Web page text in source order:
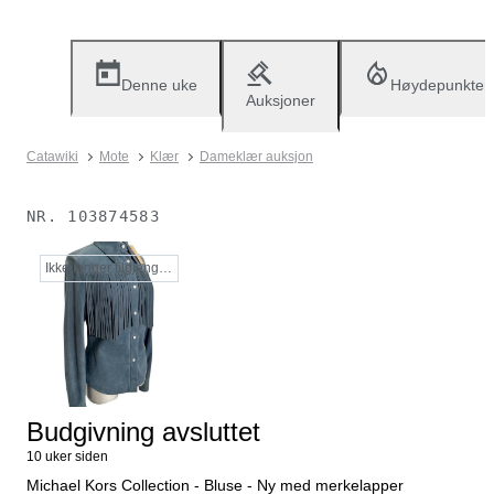
Denne uke
Auksjoner
Høydepunkter
Catawiki Mote Klær Dameklær auksjon
NR. 103874583
Ikke lenger tilgjengelig
Budgivning avsluttet
10 uker siden
Michael Kors Collection - Bluse - Ny med merkelapper